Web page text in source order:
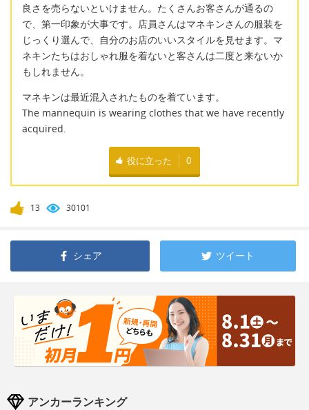
良さを売らないといけません。たくさんお客さんが通るの
で、第一印象が大事です。店員さんはマネキンさんの服装を
じっくり選んで、自分のお店のいいスタイルを見せます。マ
ネキンたちはおしゃれ服を着ないと客さんは二度と来ないか
もしれません。
マネキンは最近混入されたものを着ています。
The mannequin is wearing clothes that we have recently
acquired.
役に立った 0
13 30101
シェア ツイート
アンカーランキング